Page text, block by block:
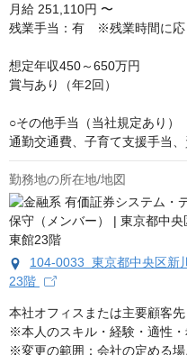
月給 251,110円 〜
残業手当：有　※残業時間に
想定年収450～650万円
賞与あり（年2回）
○その他手当（当社規定あり）
通勤交通費、子育て支援手当
勤務地の所在地/地図
104-0033 東京都中央区
23階
本社オフィスまたは主要顧客先
※本人のスキル・経験・適性
※変更の範囲：会社の定める